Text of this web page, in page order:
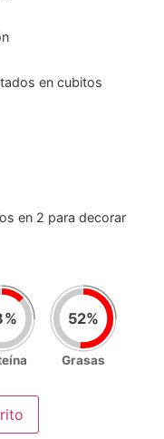
en cubitos
en 2 para decorar
% 52%
Grasas
(1)
/250gr